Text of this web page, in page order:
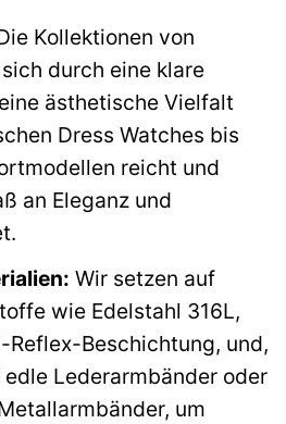
Kollektionen von
durch eine klare
ästhetische Vielfalt
Dress Watches bis
reicht und
an Eleganz und
Wir setzen auf
wie Edelstahl 316L,
Beschichtung, und,
Lederarmbänder oder
um